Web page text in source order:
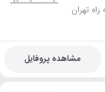
سه راه تهران
مشاهده پروفایل